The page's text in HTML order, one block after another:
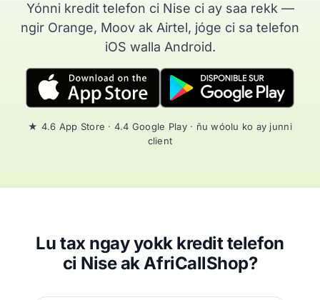
Yónni kredit telefon ci Nise ci ay saa rekk —
ngir Orange, Moov ak Airtel, jóge ci sa telefon
iOS walla Android.
★ 4.6 App Store · 4.4 Google Play · ñu wóolu ko ay junni
client
Lu tax ngay yokk kredit telefon
ci Nise ak AfriCallShop?